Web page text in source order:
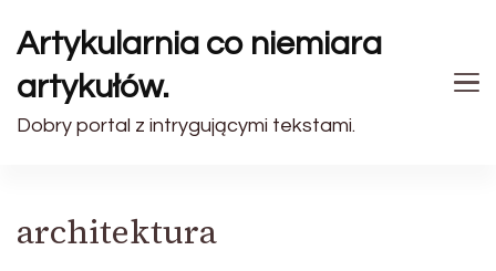
Artykularnia co niemiara
artykułów.
Dobry portal z intrygującymi tekstami.
architektura